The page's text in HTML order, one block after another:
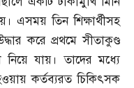
এসময় তিন শিক্ষার্থীসহ
করে প্রথমে সীতাকুণ্ড
নিয়ে যায়। তাদের মধ্যে
কর্তব্যরত চিকিৎসক